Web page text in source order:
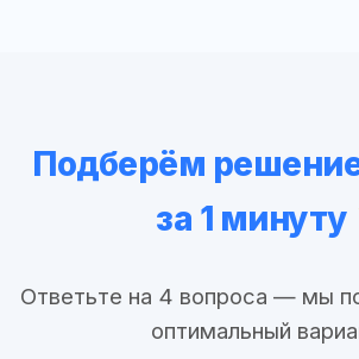
Подберём
за 1 минуту
Ответьте на 4 вопроса — мы
оптимальный